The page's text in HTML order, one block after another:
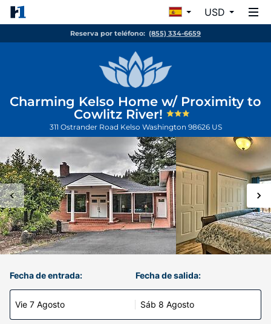
USD
Reserva por teléfono: (855) 334-6659
Charming Kelso Home w/ Proximity to
Cowlitz River!
311 Ostrander Road Kelso Washington 98626 US
Fecha de entrada:
Vie 7 Agosto
Fecha de salida:
Sáb 8 Agosto